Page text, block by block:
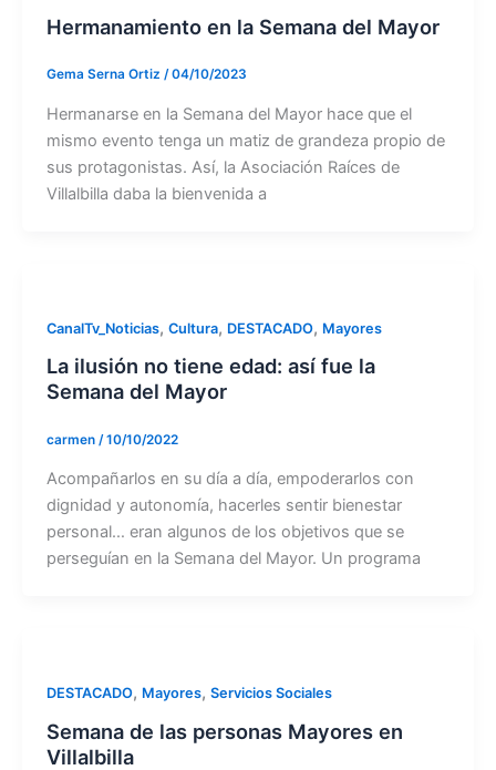
Hermanamiento en la Semana del Mayor
Gema Serna Ortiz /04/10/2023
Hermanarse en la Semana del Mayor hace que el
mismo evento tenga un matiz de grandeza propio de
sus protagonistas. Así, la Asociación Raíces de
Villalbilla daba la bienvenida a
CanalTv_Noticias, Cultura, DESTACADO, Mayores
La ilusión no tiene edad: así fue la
Semana del Mayor
carmen /10/10/2022
Acompañarlos en su día a día, empoderarlos con
dignidad y autonomía, hacerles sentir bienestar
personal… eran algunos de los objetivos que se
perseguían en la Semana del Mayor. Un programa
DESTACADO, Mayores, Servicios Sociales
Semana de las personas Mayores en
Villalbilla